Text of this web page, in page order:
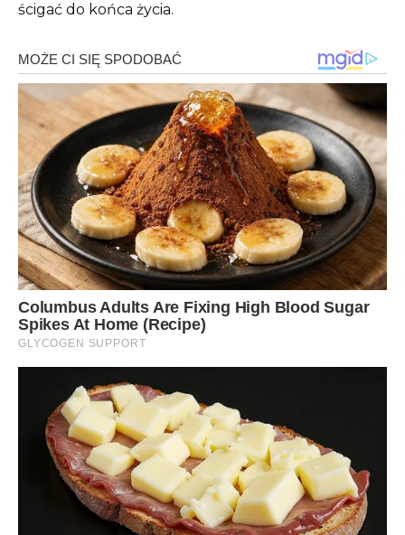
ścigać do końca życia.